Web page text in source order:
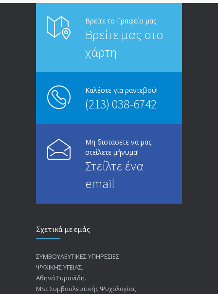
Βρείτε το Γραφείο μας
Βρείτε μας στο
χάρτη
Καλέστε για ραντεβού!
(213) 038-6742
Μη διστάσετε να μας
στείλετε μήνυμα!
Στείλτε ένα
email
Σχετικά με εμάς
ΣΥΜΒΟΥΛΕΥΤΙΚΕΣ ΥΠΗΡΕΣΙΕΣ
ΨΥΧΙΚΗΣ ΥΓΕΙΑΣ.
Αθηνά Συρανίδη.
ΜSc Συμβουλευτικής Ψυχολογίας